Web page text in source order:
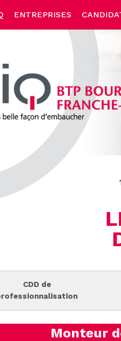
ENTREPRISES
CDD de
Monteur